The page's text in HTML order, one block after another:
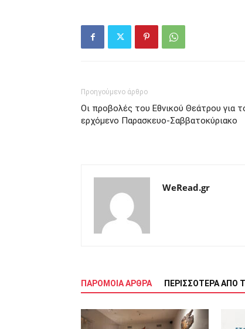
Προηγούμενο άρθρο
Οι προβολές του Εθνικού Θεάτρου για
ερχόμενο Παρασκευο-Σαββατοκύριακο
WeRead.gr
ΠΑΡΟΜΟΙΑ ΑΡΘΡΑ ΠΕΡΙΣΣΟΤΕΡΑ ΑΠΟ